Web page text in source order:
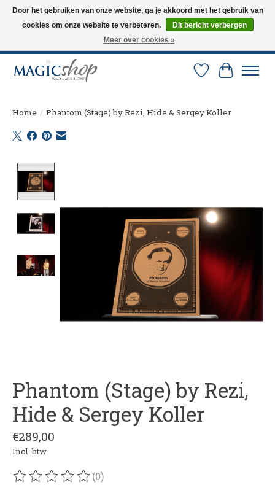
Altijd de nieuwste trucs op voorraad. Snelle verzending via PostNL en DHL.
Langskomen in onze winkel? Bel of mail om een afspraak te maken. 0251-
Verlanglijst
Home / Phantom (Stage) by Rezi, Hide & Sergey Koller
Phantom (Stage) by Rezi,
Hide & Sergey Koller
€289,00
Incl. btw
De beoordeling van dit product is
(0)
Door het gebruiken van onze website, ga je akkoord met het gebruik van
cookies om onze website te verbeteren.
Dit bericht verbergen
Meer over cookies »